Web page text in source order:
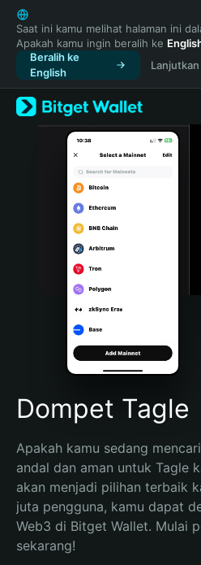
English
日本語
Tiếng Việt
Русский
Español (Latinoamérica)
Türkçe
Italiano
Português (Portugal)
Bahasa Indonesia
Português (Brasil)
Español (Argentina)
Saat ini kamu melihat halaman ini
Apakah kamu ingin beralih ke
Beralih ke
English
Dompet Tagle
Apakah kamu sedang
andal dan aman untuk Tagle
akan menjadi pilihan terbaik
juta pengguna, kamu dapat
Web3 di Bitget Wallet. Mulai
sekarang!